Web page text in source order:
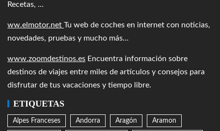
Recetas, ...
ww.elmotor.net Tu web de coches en internet con noticias,
novedades, pruebas y mucho más...
www.zoomdestinos.es Encuentra información sobre
destinos de viajes entre miles de artículos y consejos para
disfrutar de tus vacaciones y tiempo libre.
ETIQUETAS
Alpes Franceses Andorra Aragón Aramon